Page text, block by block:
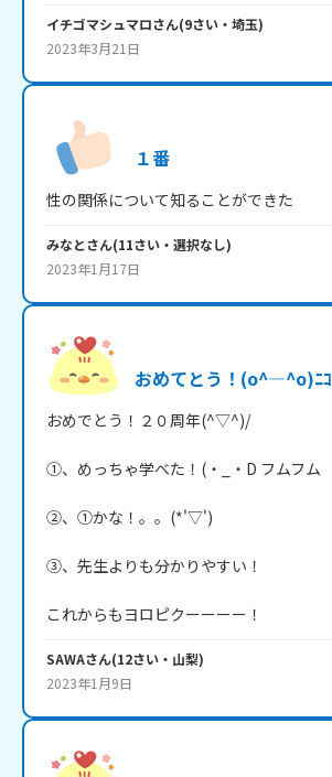
イチゴマシュマロさん(9さい・ 埼玉)
2023年3月21日
１番
性の関係について知ることができた
みなとさん(11さい・ 選択なし)
2023年1月17日
おめてとう！(o^―^o)ﾆｺ
おめでとう！２０周年(^▽^)/
①、めっちゃ学べた！(・_・D フムフム
②、①かな！。。(*'▽')
③、先生よりも分かりやすい！
これからもヨロピクーーーー！
SAWAさん(12さい・ 山梨)
2023年1月9日